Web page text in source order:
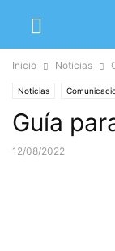
Inicio Noticias
Noticias
Guía
12/08/2022